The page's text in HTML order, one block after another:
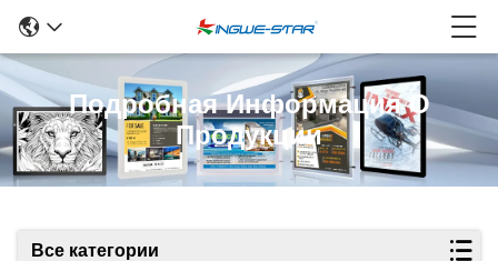
Подробная Информация О
Продукции
Все категории